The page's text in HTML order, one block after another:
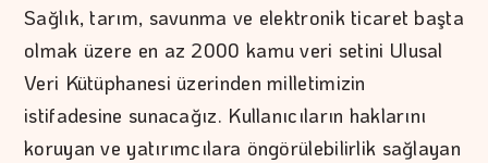
Sağlık, tarım, savunma ve elektronik ticaret başta
olmak üzere en az 2000 kamu veri setini Ulusal
Veri Kütüphanesi üzerinden milletimizin
istifadesine sunacağız. Kullanıcıların haklarını
koruyan ve yatırımcılara öngörülebilirlik sağlayan